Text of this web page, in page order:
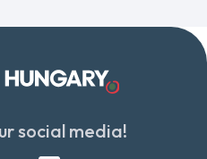
social media!